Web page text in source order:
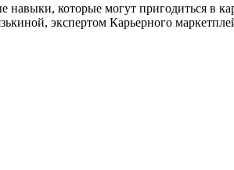
которые могут пригодиться в
экспертом Карьерного